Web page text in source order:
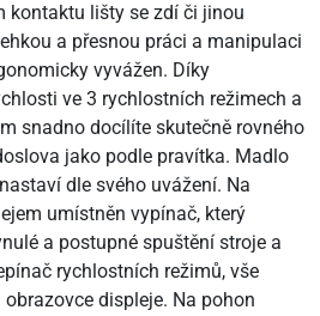
kontaktu lišty se zdí či jinou
a přesnou práci a manipulaci
vyvážen. Díky
ve 3 rychlostních režimech a
snadno docílíte skutečně rovného
jako podle pravítka. Madlo
dle svého uvážení. Na
umístněn vypínač, který
a postupné spuštění stroje a
rychlostních režimů, vše
displeje. Na pohon